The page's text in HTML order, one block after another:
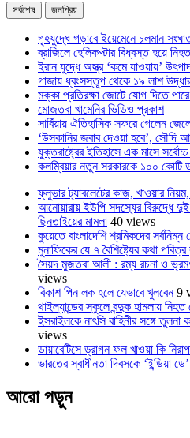
সর্বশেষ জনপ্রিয়
গৃহযুদ্ধে গড়াবে ইয়েমেনে চলমান
ব্রাজিলে হেলিকপ্টার বিধ্বস্ত হয়ে
ইরান যুদ্ধে অস্ত্র ‘কমে যাওয়ায়’
গাজায় ধ্বংসস্তূপ থেকে ১৯ লাশ
মক্কা প্রতিরক্ষা জোটে যোগ দিতে
মোজতবা খামেনির ভিডিও প্রকাশ
সার্বিয়ায় ঐতিহাসিক সফরে গেলেন
‘উসকানির জবাব দেওয়া হবে’, সৌদি
যুক্তরাষ্ট্রের ইতিহাসে এক মাসে
কলম্বিয়ার নতুন সরকারকে ১০০ কোটি
ফ্লুভার ট্যাবলেটের কাজ, খাওয়ার নিয়ম,
আনোয়ারায় ইউপি সদস্যের বিরুদ্ধে দুই
ছিনতাইয়ের মামলা 40 views
কুয়েতে বাংলাদেশি শ্রমিকদের সর্বনিম্ন
মুনাফিকের যে ৭ বৈশিষ্ট্যের কথা
সৈয়দ মুজতবা আলী : রম্য রচনা ও ভ্রমণ
views
বিকাশ পিন লক হলে যেভাবে খুলবেন 9
থাইল্যান্ডের স্কুলে বন্দুক হামলায়
ইসরাইলকে নাৎসি বাহিনীর সঙ্গে
views
ডায়াবেটিসে ড্রাগন ফল খাওয়া কি
ভারতের স্বাধীনতা দিবসকে ‘ইন্ডিয়া
আরো পড়ুন